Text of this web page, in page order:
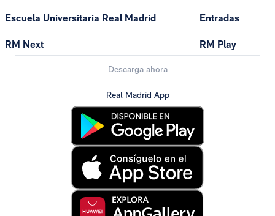
Escuela Universitaria Real Madrid
RM Next
Entradas
RM Play
Descarga ahora
Real Madrid App